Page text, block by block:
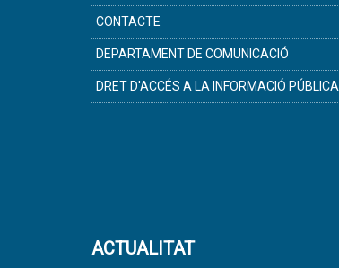
CONTACTE
DEPARTAMENT DE COMUNICACIÓ
DRET D'ACCÉS A LA INFORMACIÓ PÚBLICA
ACTUALITAT